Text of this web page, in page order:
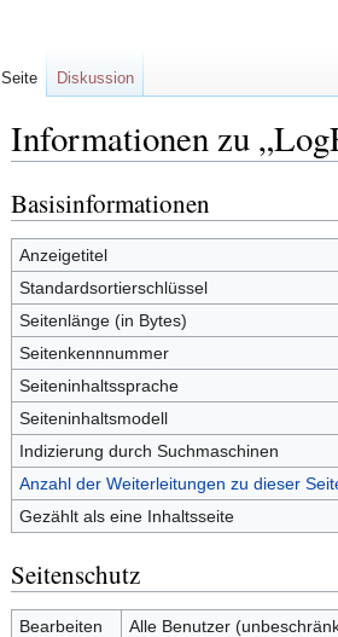
Informationen zu
Zur
Navigation
springen
Zur
Suche
springen
Basisinformationen
Anzeigetitel
Standardsortierschlüssel
Seitenlänge (in Bytes)
Seitenkennnummer
Seiteninhaltssprache
Seiteninhaltsmodell
Indizierung durch Suchmaschinen
Anzahl der Weiterleitungen zu dieser
Gezählt als eine Inhaltsseite
Seitenschutz
Bearbeiten
Alle Benutzer
Seite Diskussion